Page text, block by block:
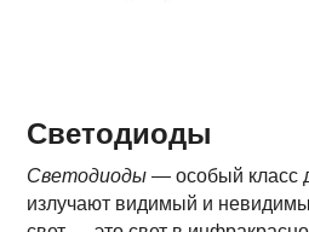
Светодиоды
Светодиоды— особый класс
излучают видимый и